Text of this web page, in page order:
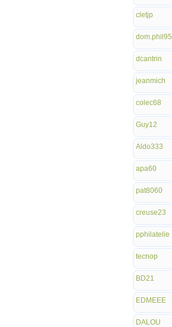
cletjp
dom.phil95
dcantrin
jeanmich
colec68
Guy12
Aldo333
apa60
pat8060
creuse23
pphilatelie
tecnop
BD21
EDMEEE
DALOU